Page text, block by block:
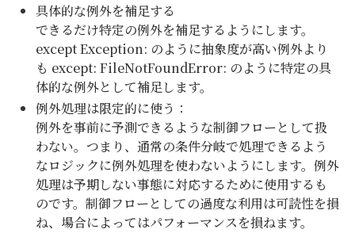
具体的な例外を補足する
できるだけ特定の例外を補足するようにします。
except Exception: のように抽象度が高い例外より
も except: FileNotFoundError: のように特定の具
体的な例外として補足します。
例外処理は限定的に使う：
例外を事前に予測できるような制御フローとして扱
わない。つまり、通常の条件分岐で処理できるよう
なロジックに例外処理を使わないようにします。例外
処理は予期しない事態に対応するために使用するも
のです。制御フローとしての過度な利用は可読性を損
ね、場合によってはパフォーマンスを損ねます。